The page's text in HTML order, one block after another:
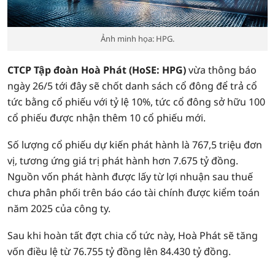
Ảnh minh họa: HPG.
CTCP Tập đoàn Hoà Phát (HoSE: HPG)vừa thông báo
ngày 26/5 tới đây sẽ chốt danh sách cổ đông để trả cổ
tức bằng cổ phiếu với tỷ lệ 10%, tức cổ đông sở hữu 100
cổ phiếu được nhận thêm 10 cổ phiếu mới.
Số lượng cổ phiếu dự kiến phát hành là 767,5 triệu đơn
vị, tương ứng giá trị phát hành hơn 7.675 tỷ đồng.
Nguồn vốn phát hành được lấy từ lợi nhuận sau thuế
chưa phân phối trên báo cáo tài chính được kiểm toán
năm 2025 của công ty.
Sau khi hoàn tất đợt chia cổ tức này, Hoà Phát sẽ tăng
vốn điều lệ từ 76.755 tỷ đồng lên 84.430 tỷ đồng.